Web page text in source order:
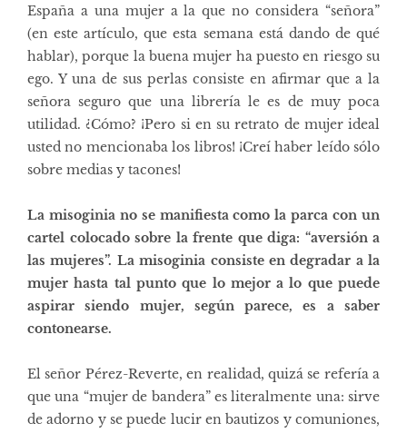
España a una mujer a la que no considera “señora”
(en este artículo, que esta semana está dando de qué
hablar), porque la buena mujer ha puesto en riesgo su
ego. Y una de sus perlas consiste en afirmar que a la
señora seguro que una librería le es de muy poca
utilidad. ¿Cómo? ¡Pero si en su retrato de mujer ideal
usted no mencionaba los libros! ¡Creí haber leído sólo
sobre medias y tacones!
La misoginia no se manifiesta como la parca con un
cartel colocado sobre la frente que diga: “aversión a
las mujeres”. La misoginia consiste en degradar a la
mujer hasta tal punto que lo mejor a lo que puede
aspirar siendo mujer, según parece, es a saber
contonearse.
El señor Pérez-Reverte, en realidad, quizá se refería a
que una “mujer de bandera” es literalmente una: sirve
de adorno y se puede lucir en bautizos y comuniones,